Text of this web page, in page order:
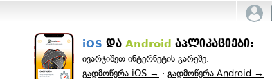
iOS და Android აპლიკაციები:
ივარჯიშეთ ინტერნეტის გარეშე.
გადმოწერა iOS → · გადმოწერა Android →